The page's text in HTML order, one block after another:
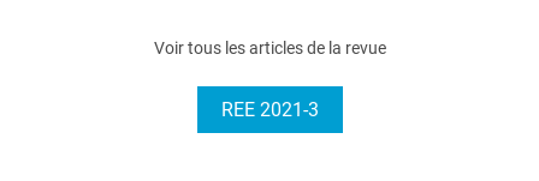
Voir tous les articles de la revue
REE 2021-3